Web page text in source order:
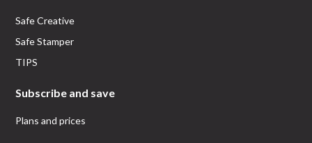
Safe Creative
Safe Stamper
TIPS
Subscribe and save
Plans and prices